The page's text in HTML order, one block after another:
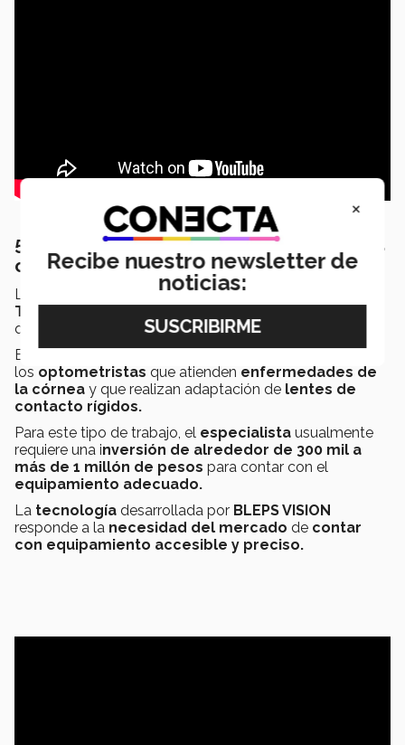
5. Equipo accesible para la medición de la
córnea
La BLEPS VISIONconsiste en un
Topógrafo Corneal de Superficie Anterior Portátil
que mide la superficie anterior de la córnea.
Este estudio es de
los optometristas que atienden enfermedades de
la córnea y que realizan adaptación de lentes de
contacto rígidos.
Para este tipo de trabajo, el especialista usualmente
requiere una inversión de alrededor de 300 mil a
más de 1 millón de pesos para contar con el
equipamiento adecuado.
La tecnología desarrollada por BLEPS VISION
responde a la necesidad del mercado de contar
con equipamiento accesible y preciso.
×
Recibe nuestro newsletter de
noticias: